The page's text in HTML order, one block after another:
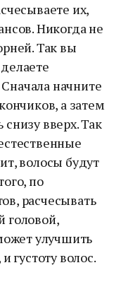
их,
Никогда не
Так вы
начните
а затем
вверх. Так
волосы будут
по
расчесывать
головой,
улучшить
густоту волос.